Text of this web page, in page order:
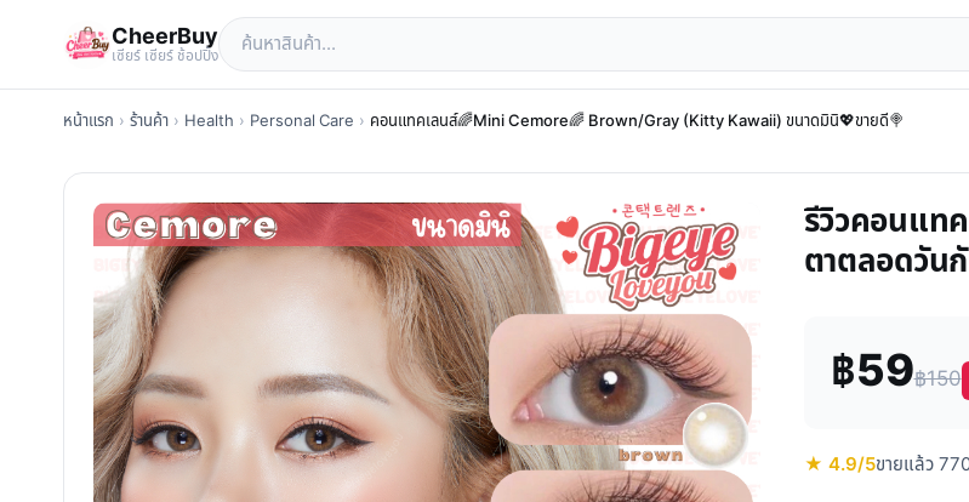
CheerBuy
เซียร์ เซียร์ ช้อปปิ้ง
หน้าแรก › ร้านค้า › Health › Personal Care › คอนแทคเลนส์🌈Mini Cemore🌈 Brown/Gray (Kitty Kawaii) ขนาดมินิ💖ขายดี🍭
รีวิวคอนแท
ตาตลอดวัน
฿59฿150
★ 4.9/5ขายแล้ว